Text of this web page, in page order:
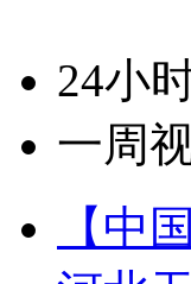
24小
一周
【中